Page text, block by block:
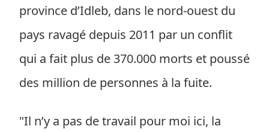
province d’Idleb, dans le nord-ouest du
pays ravagé depuis 2011 par un conflit
qui a fait plus de 370.000 morts et poussé
des million de personnes à la fuite.
"Il n’y a pas de travail pour moi ici, la